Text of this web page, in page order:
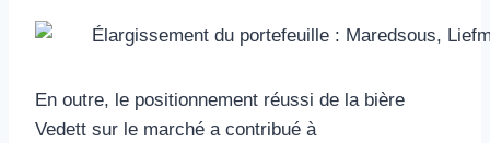
En outre, le positionnement réussi de la bière
Vedett sur le marché a contribué à